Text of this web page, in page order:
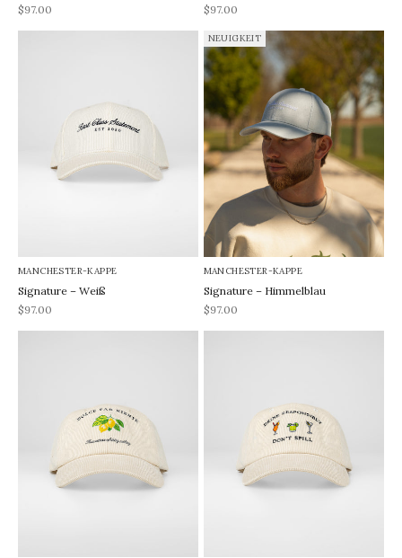
REA-pris
$97.00
REA-pris
$97.00
MANCHESTER-KAPPE
Signature – Weiß
REA-pris
$97.00
NEUIGKEIT
MANCHESTER-KAPPE
Signature – Himmelblau
REA-pris
$97.00